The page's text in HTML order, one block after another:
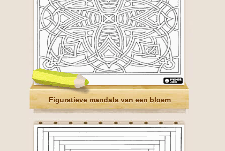
Figuratieve mandala van een bloem